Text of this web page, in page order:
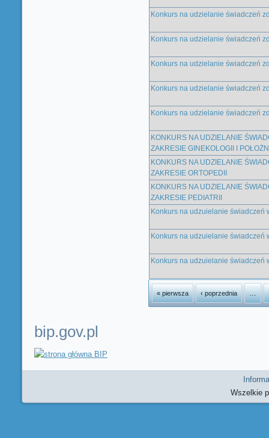
Konkurs na udzielanie świadczeń
Konkurs na udzielanie świadczeń
Konkurs na udzielanie świadczeń
Konkurs na udzielanie świadczeń
Konkurs na udzielanie świadczeń
KONKURS NA UDZIELANIE
ZAKRESIE GINEKOLOGII I
KONKURS NA UDZIELANIE
ZAKRESIE ORTOPEDII
KONKURS NA UDZIELANIE
ZAKRESIE PEDIATRII
Konkurs na udzuielanie świadczeń
Konkurs na udzuielanie świadczeń
Konkurs na udzuielanie świadczeń
Strony
« pierwsza ‹ poprzednia …
bip.gov.pl
Wszelkie